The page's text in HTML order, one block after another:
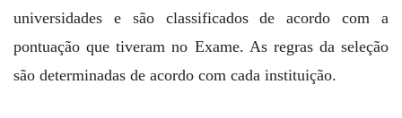
universidades e são classificados de acordo com a
pontuação que tiveram no Exame. As regras da seleção
são determinadas de acordo com cada instituição.